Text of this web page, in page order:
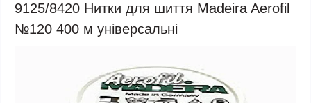
9125/8420 Нитки для шиття Madeira Aerofil
№120 400 м універсальні